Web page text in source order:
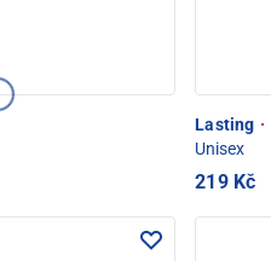
Lasting ·
Unisex
219 Kč